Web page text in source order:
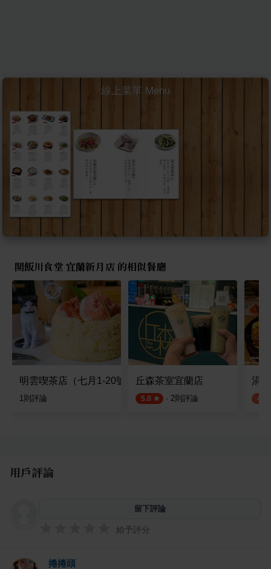
線上菜單 Menu
開飯川食堂 宜蘭新月店 的相似餐廳
明雲喫茶店（七月1-20號限定營業）
1則評論
丘森茶室宜蘭店
5.0 · 2則評論
涓
4.2
用戶評論
留下評論
給予評分
捲捲頭